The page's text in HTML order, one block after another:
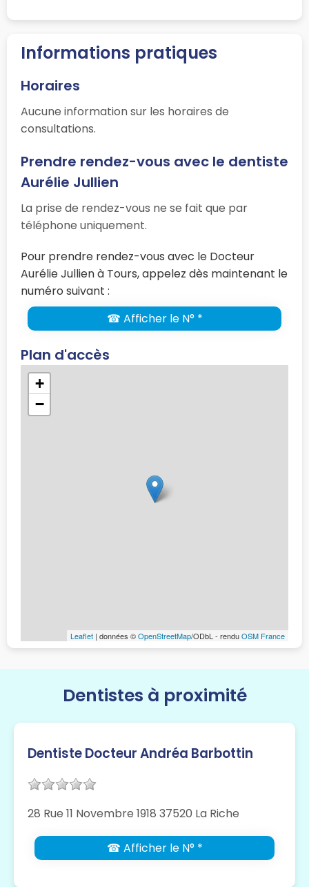
Informations pratiques
Horaires
Aucune information sur les horaires de
consultations.
Prendre rendez-vous avec le dentiste
Aurélie Jullien
La prise de rendez-vous ne se fait que par
téléphone uniquement.
Pour prendre rendez-vous avec le Docteur
Aurélie Jullien à Tours, appelez dès maintenant le
numéro suivant :
☎ Afficher le N° *
Plan d'accès
+
−
Leaflet | données ©OpenStreetMap/ODbL - renduOSM France
Dentistes à proximité
Dentiste Docteur Andréa Barbottin
28 Rue 11 Novembre 1918 37520 La Riche
☎ Afficher le N° *